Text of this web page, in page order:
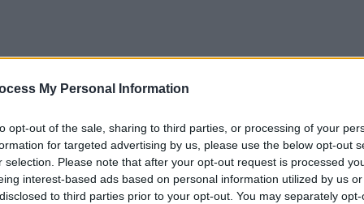
My Personal Information
opt-out of the sale, sharing to third parties, or processing of your
for targeted advertising by us, please use the below opt-out
selection. Please note that after your opt-out request is processed
interest-based ads based on personal information utilized by us
to third parties prior to your opt-out. You may separately
a pris connaissance de ce record du monde
à obtenir la note minimale requise à l’examen
et elle s’est avérée tout aussi difficile. Il lui a fallu
les examinateurs. Beaucoup auraient
par un objectif personnel très fort.